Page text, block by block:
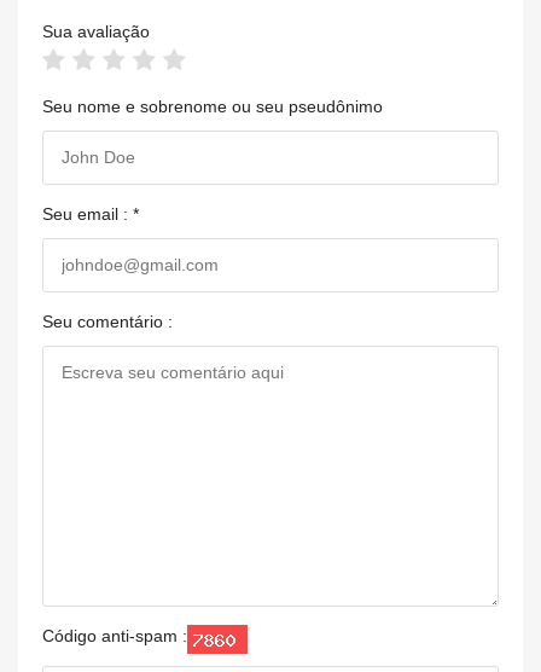
Sua avaliação
Seu nome e sobrenome ou seu pseudônimo
Seu email : *
Seu comentário :
Código anti-spam :